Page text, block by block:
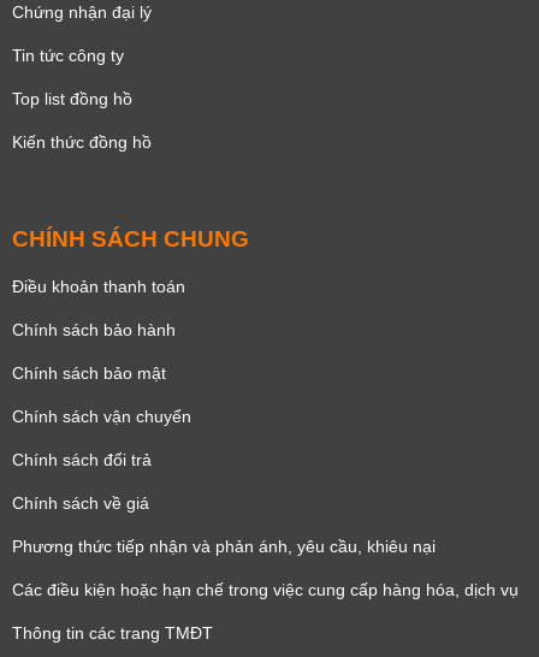
Chứng nhận đại lý
Tin tức công ty
Top list đồng hồ
Kiến thức đồng hồ
CHÍNH SÁCH CHUNG
Điều khoản thanh toán
Chính sách bảo hành
Chính sách bảo mật
Chính sách vận chuyển
Chính sách đổi trả
Chính sách về giá
Phương thức tiếp nhận và phản ánh, yêu cầu, khiêu nại
Các điều kiện hoặc hạn chế trong việc cung cấp hàng hóa, dịch vụ
Thông tin các trang TMĐT